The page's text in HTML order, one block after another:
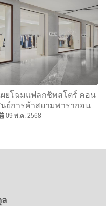
ผยโฉมแฟลกชิพสโตร์ คอน
ย์การค้าสยามพารากอน
09 พ.ค. 2568